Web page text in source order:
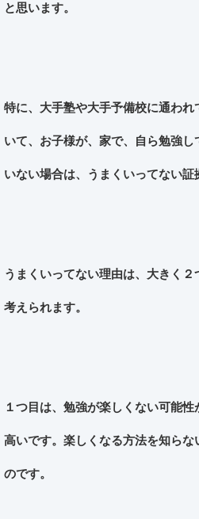
と思います。
特に、大手塾や大手予備校に通われ
いて、お子様が、家で、自ら勉強し
いない場合は、うまくいってない証
うまくいってない理由は、大きく２
考えられます。
１つ目は、勉強が楽しくない可能性
高いです。楽しくなる方法を知らな
のです。